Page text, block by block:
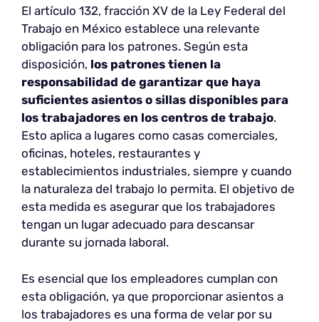
El artículo 132, fracción XV de la Ley Federal del
Trabajo en México establece una relevante
obligación para los patrones. Según esta
disposición, los patrones tienen la
responsabilidad de garantizar que haya
suficientes asientos o sillas disponibles para
los trabajadores en los centros de trabajo.
Esto aplica a lugares como casas comerciales,
oficinas, hoteles, restaurantes y
establecimientos industriales, siempre y cuando
la naturaleza del trabajo lo permita. El objetivo de
esta medida es asegurar que los trabajadores
tengan un lugar adecuado para descansar
durante su jornada laboral.
Es esencial que los empleadores cumplan con
esta obligación, ya que proporcionar asientos a
los trabajadores es una forma de velar por su